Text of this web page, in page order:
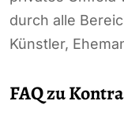
durch alle
Künstler,
FAQ zu